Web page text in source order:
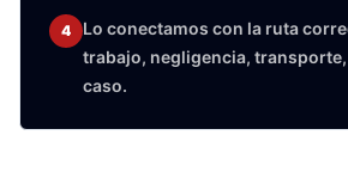
4
Lo conectamos con la ruta
trabajo, negligencia,
caso.